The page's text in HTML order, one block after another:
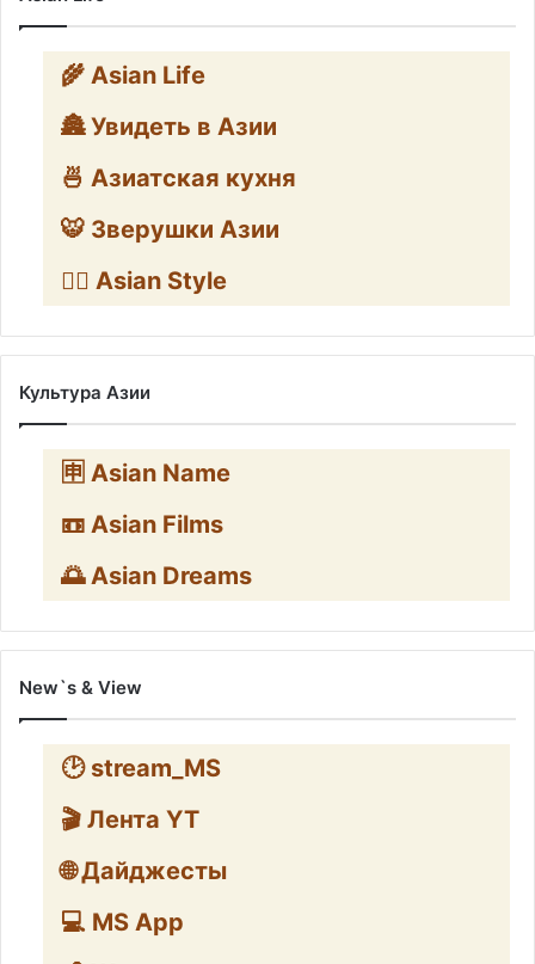
🌾 Asian Life
🏯 Увидеть в Азии
🍜 Азиатская кухня
🐯 Зверушки Азии
🧛‍♂️ Asian Style
Культура Азии
🈸 Asian Name
📼 Asian Films
🌅 Asian Dreams
New`s & View
🕑 stream_MS
🎬 Лента YT
🌐 Дайджесты
💻 MS App